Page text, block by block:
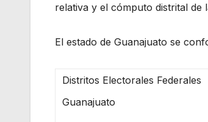
relativa y el cómputo distrital de
El estado de Guanajuato se
Distritos Electorales Federales
Guanajuato